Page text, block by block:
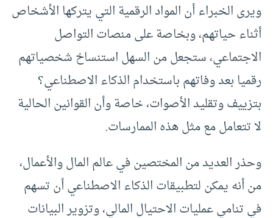
ويرى الخبراء أن المواد الرقمية التي يتركها الأشخاص
أثناء حياتهم، وبخاصة على منصات التواصل
الاجتماعي، ستجعل من السهل استنساخ شخصياتهم
رقميا بعد وفاتهم باستخدام الذكاء الاصطناعي؟
بتزييف وتقليد الأصوات، خاصة وأن القوانين الحالية
لا تتعامل مع مثل هذه الممارسات.
وحذر العديد من المختصين في عالم المال والأعمال،
من أنه يمكن لتطبيقات الذكاء الاصطناعي أن تسهم
في تنامي عمليات الاحتيال المالي، وتزوير البيانات